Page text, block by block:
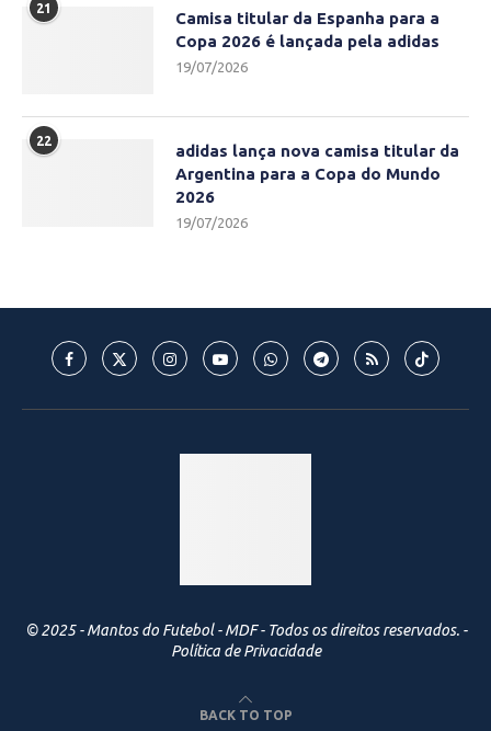
21
Camisa titular da Espanha para a
Copa 2026 é lançada pela adidas
19/07/2026
22
adidas lança nova camisa titular da
Argentina para a Copa do Mundo
2026
19/07/2026
© 2025 - Mantos do Futebol - MDF - Todos os direitos reservados. -
Política de Privacidade
BACK TO TOP